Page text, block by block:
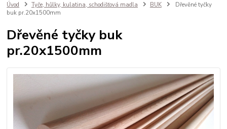
Úvod Tyče, hůlky, kulatina, schodišťová madla BUK
Dřevěné tyčky
buk pr.20x1500mm
Dřevěné tyčky buk
pr.20x1500mm